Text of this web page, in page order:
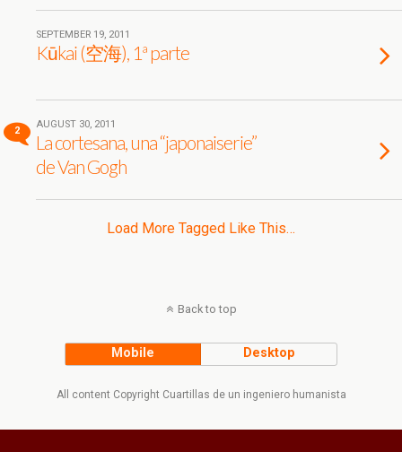
SEPTEMBER 19, 2011
Kūkai (空海), 1ª parte
2
AUGUST 30, 2011
La cortesana, una “japonaiserie”
de Van Gogh
Load More Tagged Like This…
Back to top
Mobile Desktop
All content Copyright Cuartillas de un ingeniero humanista